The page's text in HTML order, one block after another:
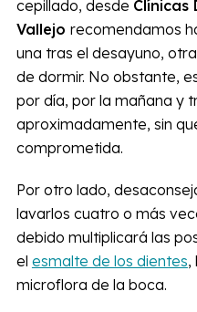
cepillado, desde Clínicas
Vallejo recomendamos
una tras el desayuno,
de dormir. No obstante,
por día, por la mañana y
aproximadamente, sin
comprometida.
Por otro lado,
lavarlos cuatro o más
debido multiplicará las
el esmalte de los dientes,
microflora de la boca.